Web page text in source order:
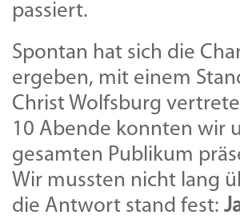
passiert.
Spontan hat sich die
ergeben, mit einem
Christ Wolfsburg
10 Abende konnten wir
gesamten Publikum
Wir mussten nicht lang
die Antwort stand fest: